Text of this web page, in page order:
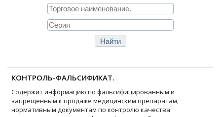
КОНТРОЛЬ-ФАЛЬСИФИКАТ.
Содержит информацию по фальсифицированным и
запрещенным к продаже медицинским препаратам,
нормативным документам по контролю качества